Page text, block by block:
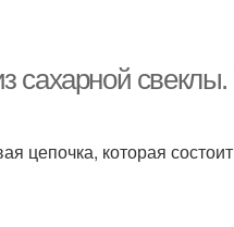
сахарной
цепочка, которая